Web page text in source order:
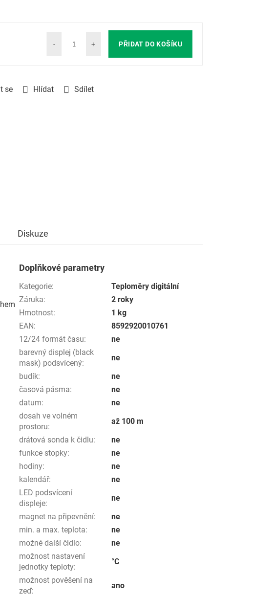
se Hlídat Sdílet
PŘIDAT DO KOŠÍKU
Diskuze
Doplňkové parametry
Kategorie:
Teploměry digitální
Záruka:
2 roky
Hmotnost:
1 kg
EAN:
8592920010761
12/24 formát času:
ne
barevný displej (black
mask) podsvícený:
ne
budík:
ne
časová pásma:
ne
datum:
ne
dosah ve volném
prostoru:
až 100 m
drátová sonda k čidlu:
ne
funkce stopky:
ne
hodiny:
ne
kalendář:
ne
LED podsvícení
displeje:
ne
magnet na připevnění:
ne
min. a max. teplota:
ne
možné další čidlo:
ne
možnost nastavení
jednotky teploty:
°C
možnost pověšení na
zeď:
ano